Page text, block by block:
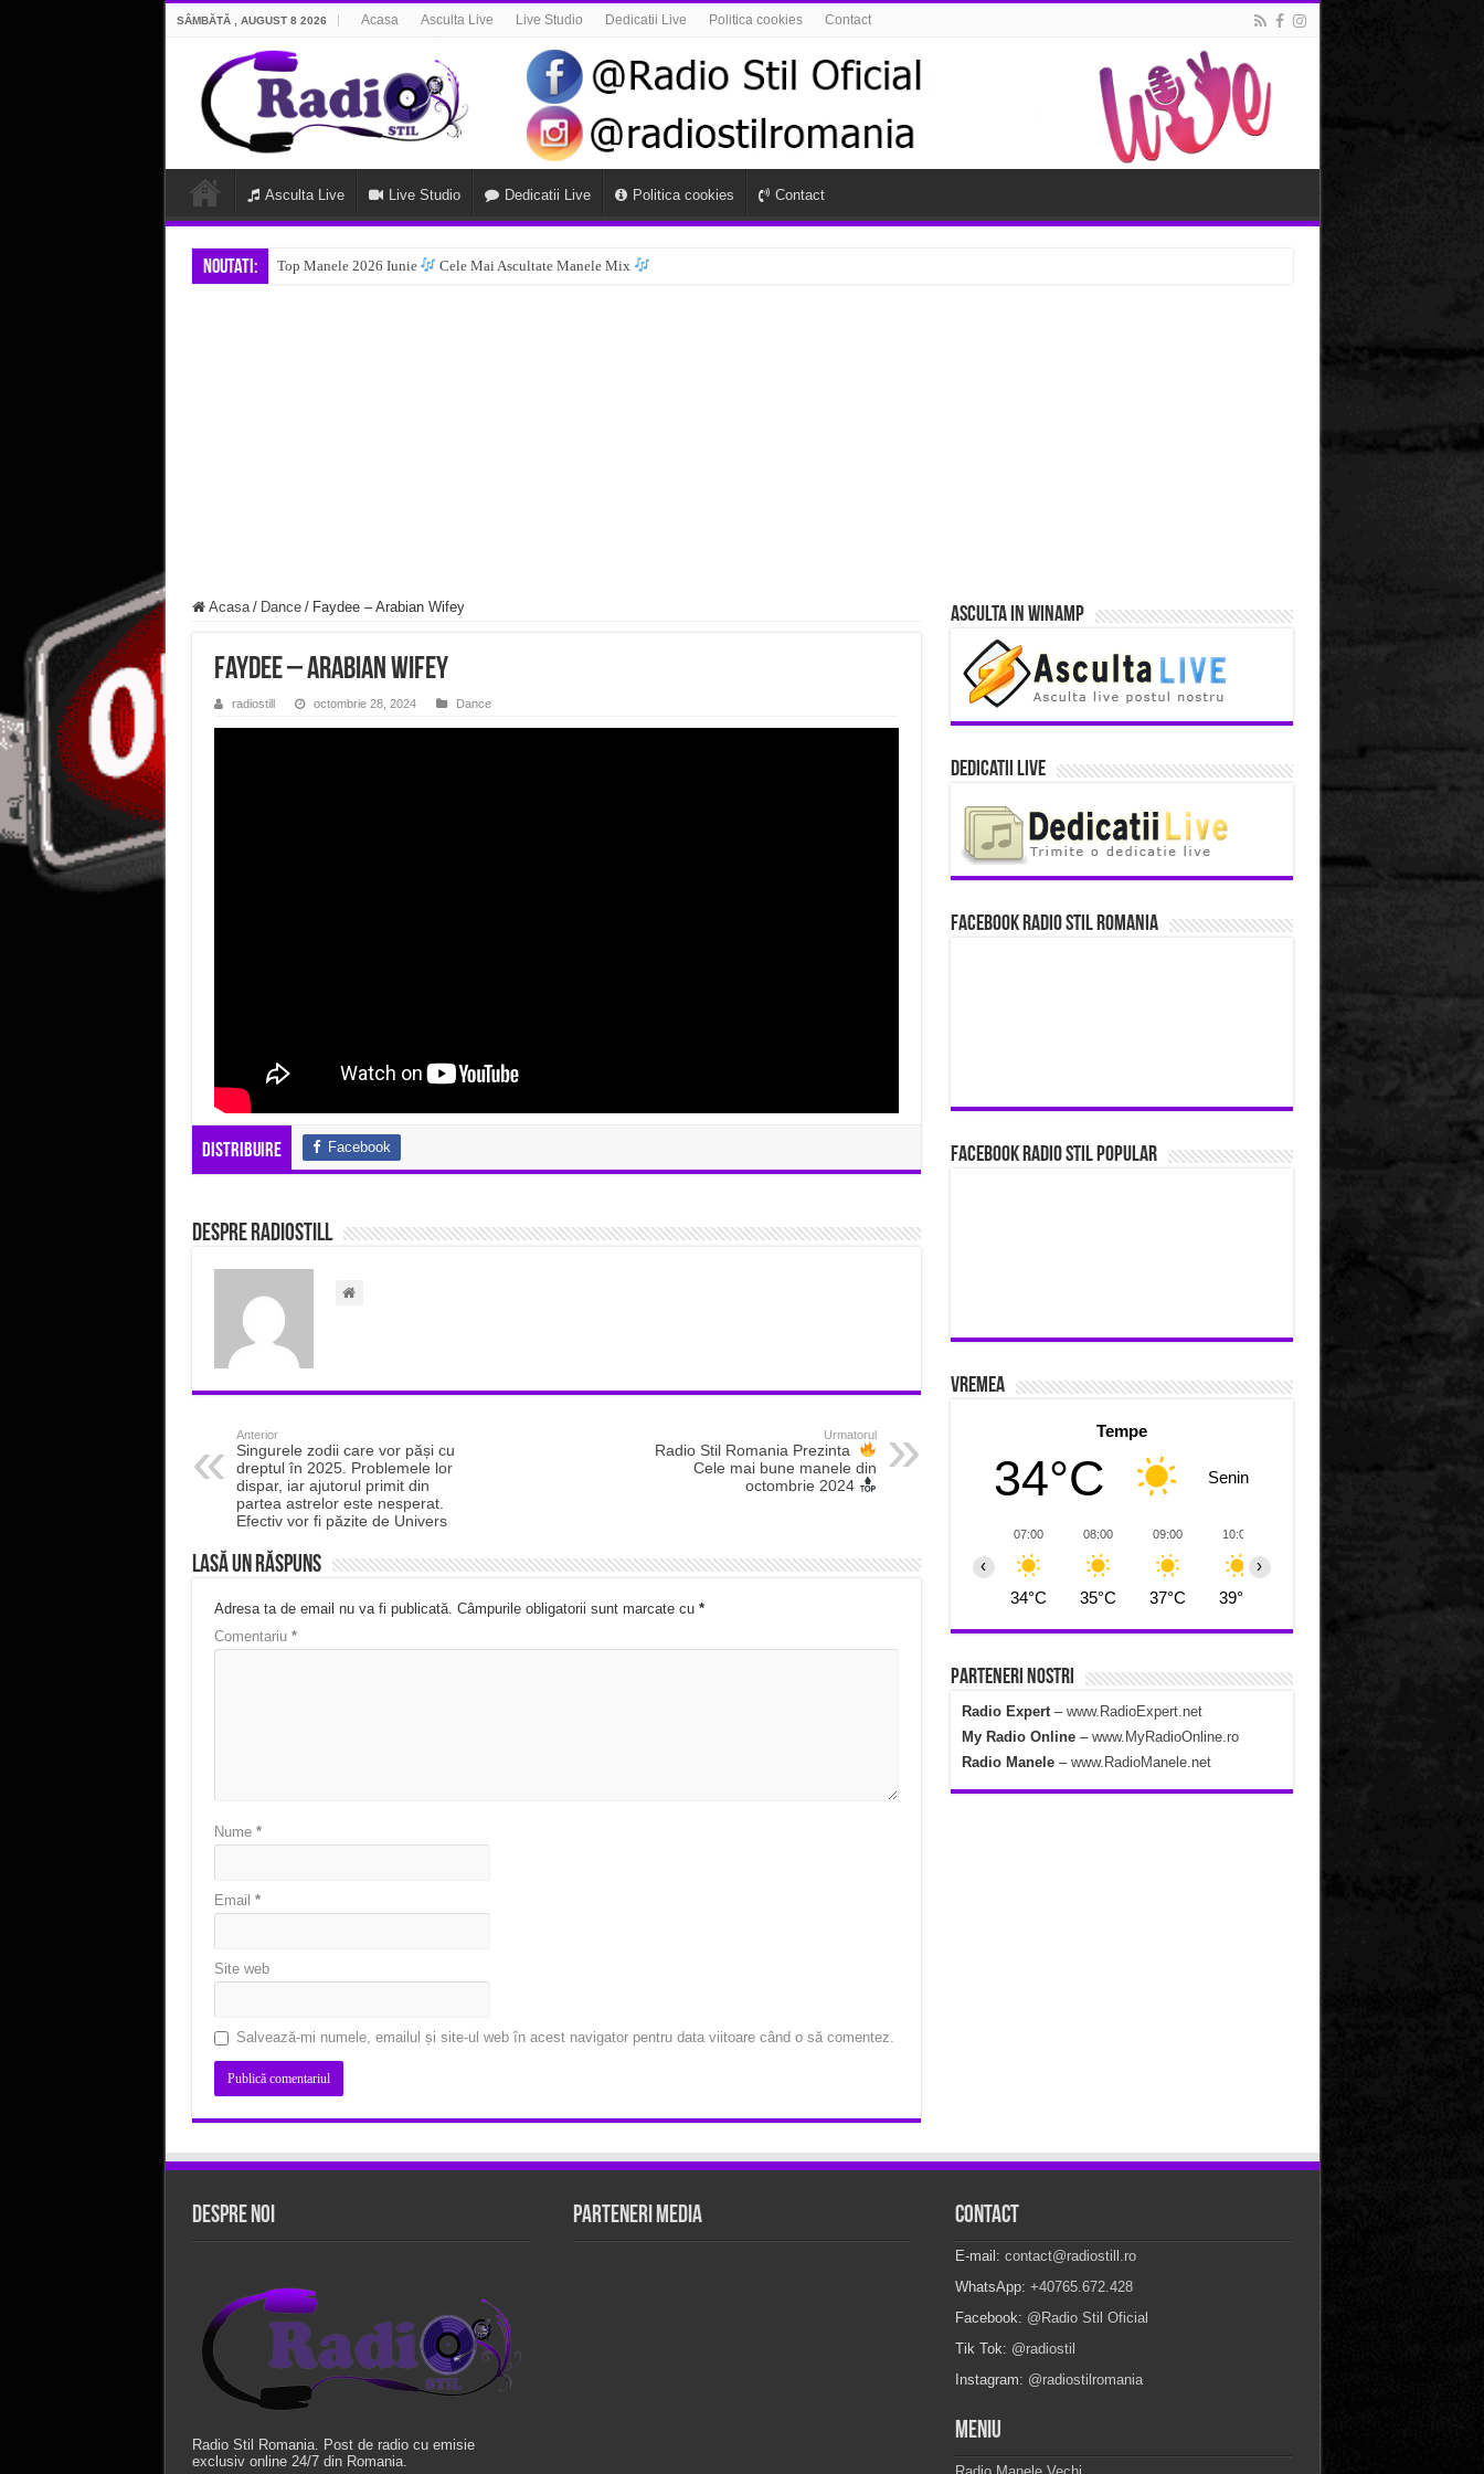
SÂMBĂTĂ , AUGUST 8 2026 Acasa Asculta Live Live Studio Dedicatii Live Politica cookies Contact
Asculta Live Live Studio Dedicatii Live Politica cookies Contact
Noutati: Top Manele 2026 Iunie Cele Mai Ascultate Manele Mix
Acasa / Dance / Faydee – Arabian Wifey
Faydee – Arabian Wifey
radiostill octombrie 28, 2024 Dance
Distribuire Facebook
Despre radiostill
Anterior
Singurele zodii care vor păși cu
dreptul în 2025. Problemele lor
dispar, iar ajutorul primit din
partea astrelor este nesperat.
Efectiv vor fi păzite de Univers
Urmatorul
Radio Stil Romania Prezinta
Cele mai bune manele din
octombrie 2024
Lasă un răspuns
Adresa ta de email nu va fi publicată. Câmpurile obligatorii sunt marcate cu *
Comentariu *
Nume *
Email *
Site web
Salvează-mi numele, emailul și site-ul web în acest navigator pentru data viitoare când o să comentez.
Asculta in Winamp
Dedicatii Live
Facebook Radio Stil Romania
Facebook Radio Stil Popular
Vremea
Tempe
34°C Senin
07:00
34°C
08:00
35°C
09:00
37°C
10:00
39°C
‹ ›
Parteneri Nostri
Radio Expert– www.RadioExpert.net
My Radio Online– www.MyRadioOnline.ro
Radio Manele – www.RadioManele.net
Despre Noi
Radio Stil Romania. Post de radio cu emisie
exclusiv online 24/7 din Romania.
Parteneri Media Contact
E-mail: contact@radiostill.ro
WhatsApp: +40765.672.428
Facebook: @Radio Stil Oficial
Tik Tok: @radiostil
Instagram: @radiostilromania
Meniu